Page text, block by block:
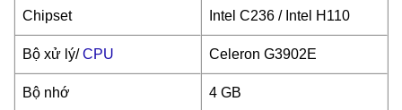
Chipset Intel C236 / Intel H110
Bộ xử lý/CPU Celeron G3902E
Bộ nhớ 4 GB